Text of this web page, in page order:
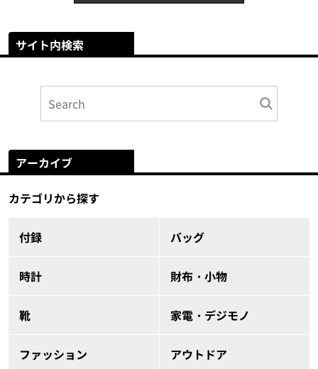
サイト内検索
アーカイブ
カテゴリから探す
付録 バッグ
時計 財布・小物
靴 家電・デジモノ
ファッション アウトドア